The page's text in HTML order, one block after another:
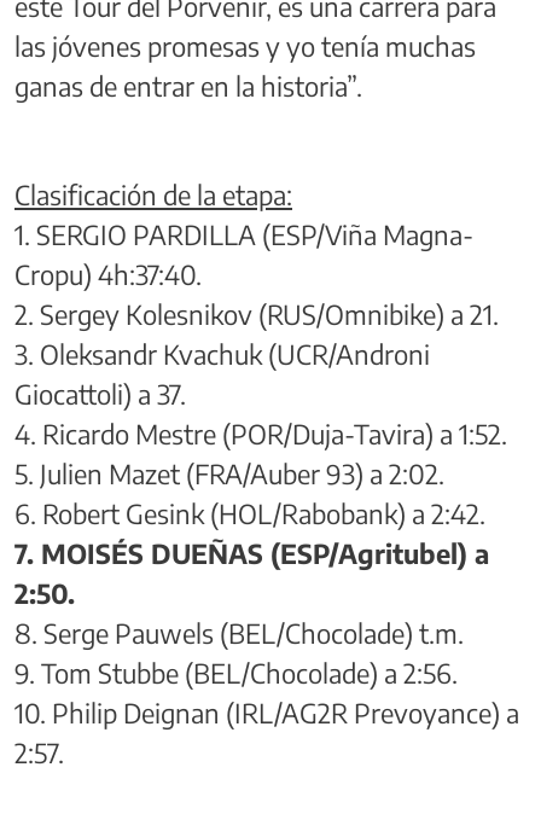
las jóvenes promesas y yo tenía muchas
ganas de entrar en la historia”.
Clasificación de la etapa:
1. SERGIO PARDILLA (ESP/Viña Magna-
Cropu) 4h:37:40.
2. Sergey Kolesnikov (RUS/Omnibike) a 21.
3. Oleksandr Kvachuk (UCR/Androni
Giocattoli) a 37.
4. Ricardo Mestre (POR/Duja-Tavira) a 1:52.
5. Julien Mazet (FRA/Auber 93) a 2:02.
6. Robert Gesink (HOL/Rabobank) a 2:42.
7. MOISÉS DUEÑAS (ESP/Agritubel) a
2:50.
8. Serge Pauwels (BEL/Chocolade) t.m.
9. Tom Stubbe (BEL/Chocolade) a 2:56.
10. Philip Deignan (IRL/AG2R Prevoyance) a
2:57.